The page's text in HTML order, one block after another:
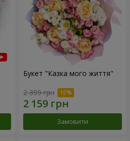
Букет "Казка мого життя"
2 399 грн
Замовити